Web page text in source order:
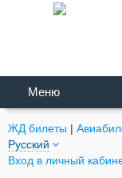
Меню
ЖД билеты |
Русский
Вход в личный